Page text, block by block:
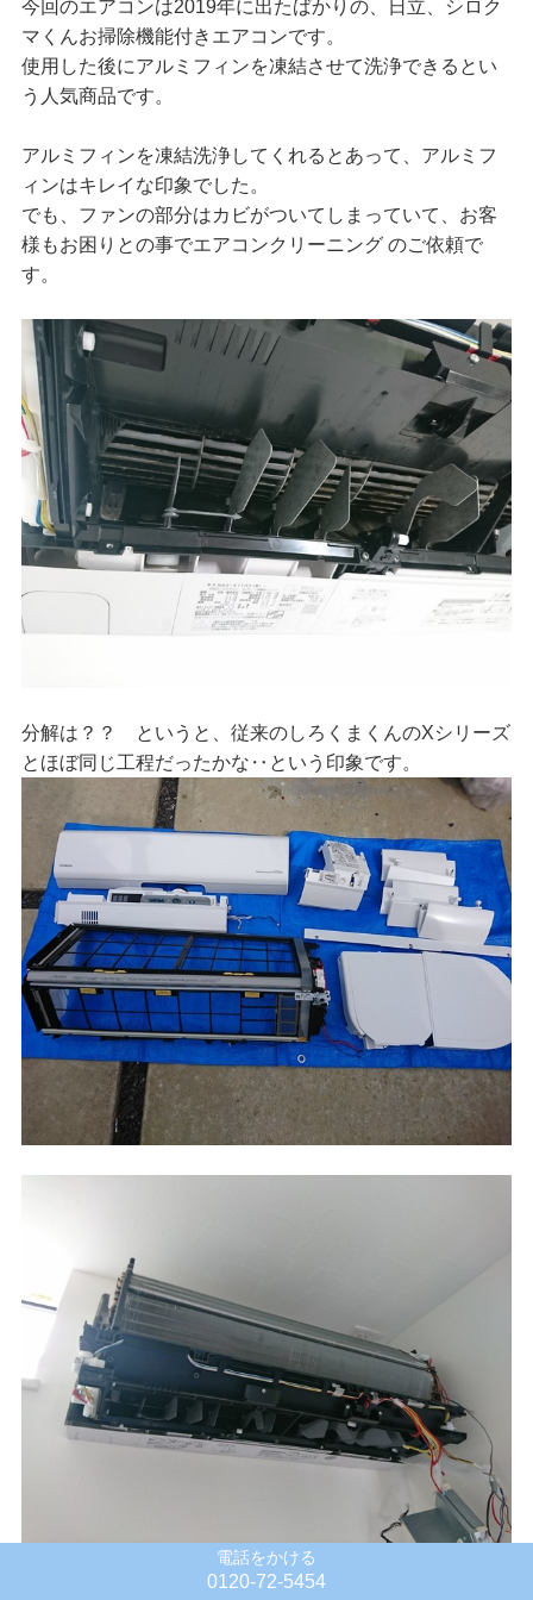
電話をかける
0120-72-5454
今回のエアコンは2019年に出たばかりの、日立、シロク
マくんお掃除機能付きエアコンです。
使用した後にアルミフィンを凍結させて洗浄できるとい
う人気商品です。
アルミフィンを凍結洗浄してくれるとあって、アルミフ
ィンはキレイな印象でした。
でも、ファンの部分はカビがついてしまっていて、お客
様もお困りとの事でエアコンクリーニング のご依頼で
す。
分解は？？ というと、従来のしろくまくんのXシリーズ
とほぼ同じ工程だったかな‥という印象です。
岐阜・愛知のエアコンクリーニング でしたら、ブレイン